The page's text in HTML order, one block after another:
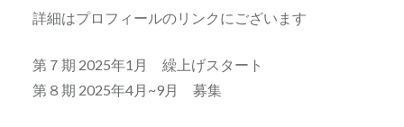
詳細はプロフィールのリンクにございます
第７期 2025年1月 繰上げスタート
第８期 2025年4月~9月 募集